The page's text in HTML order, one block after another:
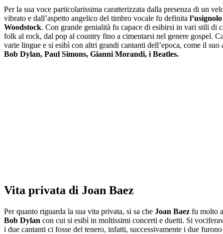
Per la sua voce particolarissima caratterizzata dalla presenza di un
vibrato e dall’aspetto angelico del timbro vocale fu definita
Woodstock. Con grande genialità fu capace di esibirsi in vari stili di
folk al rock, dal pop al country fino a cimentarsi nel genere gospel.
varie lingue e si esibì con altri grandi cantanti dell’epoca, come il suo
Bob Dylan, Paul Simons, Gianni Morandi, i Beatles.
Vita privata di Joan Baez
Per quanto riguarda la sua vita privata, si sa che Joan Baez fu molto
Bob Dylan con cui si esibì in moltissimi concerti e duetti. Si
i due cantanti ci fosse del tenero, infatti, successivamente i due